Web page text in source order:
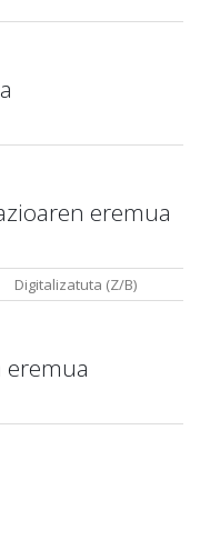
eremua
Digitalizatuta (Z/B)